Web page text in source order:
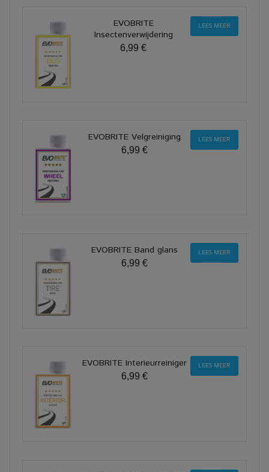
EVOBRITE
Insectenverwijdering
6,99 €
LEES MEER
EVOBRITE Velgreiniging
6,99 €
LEES MEER
EVOBRITE Band glans
6,99 €
LEES MEER
EVOBRITE Interieurreiniger
6,99 €
LEES MEER